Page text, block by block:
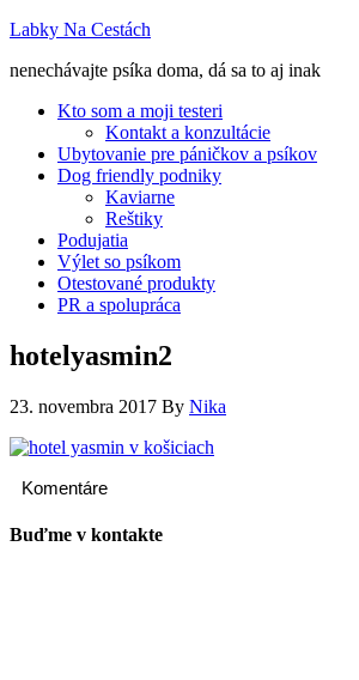
Labky Na Cestách
nenechávajte psíka doma, dá sa to aj inak
Kto som a moji testeri
Kontakt a konzultácie
Ubytovanie pre páničkov a psíkov
Dog friendly podniky
Kaviarne
Reštiky
Podujatia
Výlet so psíkom
Otestované produkty
PR a spolupráca
hotelyasmin2
23. novembra 2017 By Nika
Komentáre
Buďme v kontakte